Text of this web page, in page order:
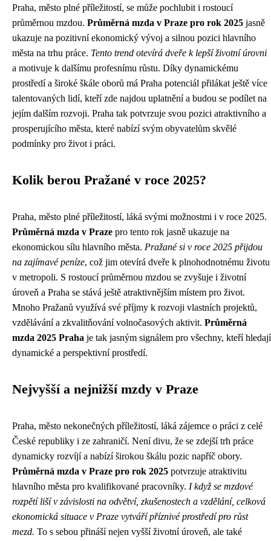
Praha, město plné příležitostí, se může pochlubit i rostoucí
průměrnou mzdou. Průměrná mzda v Praze pro rok 2025 jasně
ukazuje na pozitivní ekonomický vývoj a silnou pozici hlavního
města na trhu práce. Tento trend otevírá dveře k lepší životní úrovni
a motivuje k dalšímu profesnímu růstu. Díky dynamickému
prostředí a široké škále oborů má Praha potenciál přilákat ještě více
talentovaných lidí, kteří zde najdou uplatnění a budou se podílet na
jejím dalším rozvoji. Praha tak potvrzuje svou pozici atraktivního a
prosperujícího města, které nabízí svým obyvatelům skvělé
podmínky pro život i práci.
Kolik berou Pražané v roce 2025?
Praha, město plné příležitostí, láká svými možnostmi i v roce 2025.
Průměrná mzda v Praze pro tento rok jasně ukazuje na
ekonomickou sílu hlavního města. Pražané si v roce 2025 přijdou
na zajímavé peníze, což jim otevírá dveře k plnohodnotnému životu
v metropoli. S rostoucí průměrnou mzdou se zvyšuje i životní
úroveň a Praha se stává ještě atraktivnějším místem pro život.
Mnoho Pražanů využívá své příjmy k rozvoji vlastních projektů,
vzdělávání a zkvalitňování volnočasových aktivit. Průměrná
mzda 2025 Praha je tak jasným signálem pro všechny, kteří hledají
dynamické a perspektivní prostředí.
Nejvyšší a nejnižší mzdy v Praze
Praha, město nekonečných příležitostí, láká zájemce o práci z celé
České republiky i ze zahraničí. Není divu, že se zdejší trh práce
dynamicky rozvíjí a nabízí širokou škálu pozic napříč obory.
Průměrná mzda v Praze pro rok 2025 potvrzuje atraktivitu
hlavního města pro kvalifikované pracovníky. I když se mzdové
rozpětí liší v závislosti na odvětví, zkušenostech a vzdělání, celková
ekonomická situace v Praze vytváří příznivé prostředí pro růst
mezd. To s sebou přináší nejen vyšší životní úroveň, ale také